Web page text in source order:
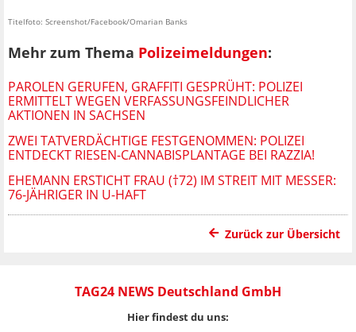
Titelfoto: Screenshot/Facebook/Omarian Banks
Mehr zum Thema Polizeimeldungen:
PAROLEN GERUFEN, GRAFFITI GESPRÜHT: POLIZEI
ERMITTELT WEGEN VERFASSUNGSFEINDLICHER
AKTIONEN IN SACHSEN
ZWEI TATVERDÄCHTIGE FESTGENOMMEN: POLIZEI
ENTDECKT RIESEN-CANNABISPLANTAGE BEI RAZZIA!
EHEMANN ERSTICHT FRAU (†72) IM STREIT MIT MESSER:
76-JÄHRIGER IN U-HAFT
Zurück zur Übersicht
TAG24 NEWS Deutschland GmbH
Hier findest du uns: